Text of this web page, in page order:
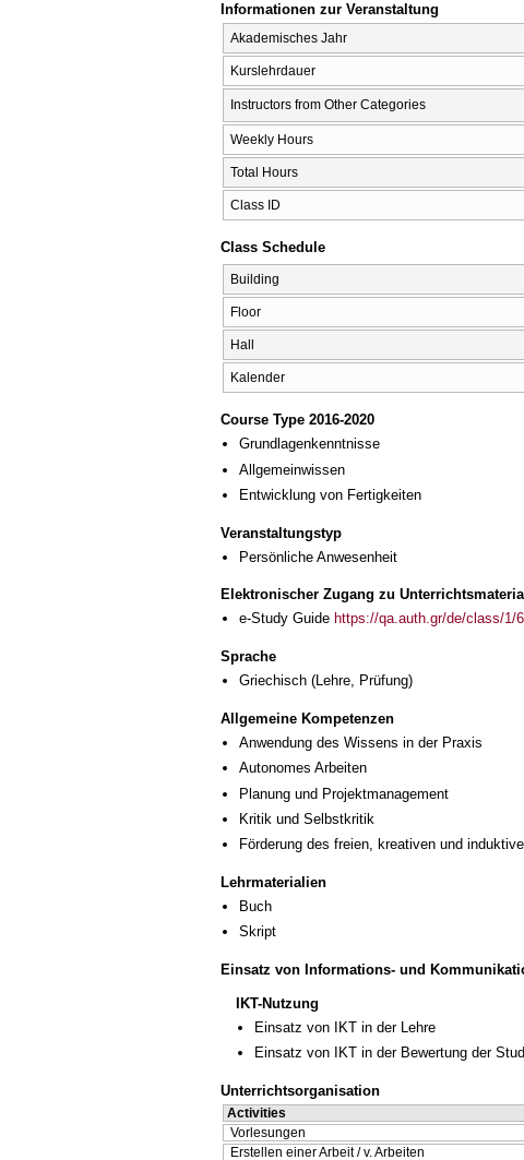
Informationen zur Veranstaltung
Akademisches Jahr
Kurslehrdauer
Instructors from Other Categories
Weekly Hours
Total Hours
Class ID
Class Schedule
Building
Floor
Hall
Kalender
Course Type 2016-2020
Grundlagenkenntnisse
Allgemeinwissen
Entwicklung von Fertigkeiten
Veranstaltungstyp
Persönliche Anwesenheit
Elektronischer Zugang zu
e-Study Guide https://qa.auth.gr/de/class/1/
Sprache
Griechisch (Lehre, Prüfung)
Allgemeine Kompetenzen
Anwendung des Wissens in der Praxis
Autonomes Arbeiten
Planung und Projektmanagement
Kritik und Selbstkritik
Förderung des freien, kreativen und
Lehrmaterialien
Buch
Skript
Einsatz von Informations- und
IKT-Nutzung
Einsatz von IKT in der Lehre
Einsatz von IKT in der Bewertung der
Unterrichtsorganisation
Activities
Vorlesungen
Erstellen einer Arbeit / v. Arbeiten